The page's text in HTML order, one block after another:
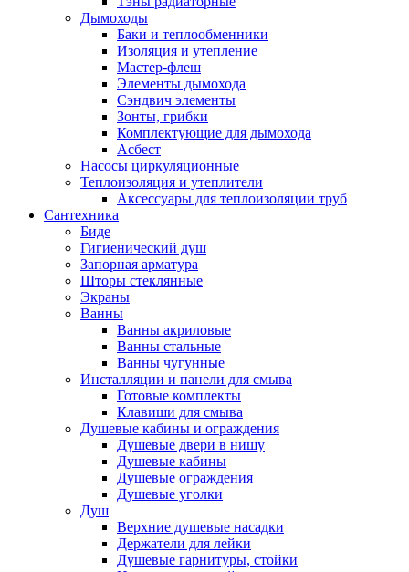
Дымоходы
Баки и теплообменники
Изоляция и утепление
Мастер-флеш
Элементы дымохода
Сэндвич элементы
Зонты, грибки
Комплектующие для дымохода
Асбест
Насосы циркуляционные
Теплоизоляция и утеплители
Аксессуары для теплоизоляции труб
Сантехника
Биде
Гигиенический душ
Запорная арматура
Шторы стеклянные
Экраны
Ванны
Ванны акриловые
Ванны стальные
Ванны чугунные
Инсталляции и панели для смыва
Готовые комплекты
Клавиши для смыва
Душевые кабины и ограждения
Душевые двери в нишу
Душевые кабины
Душевые ограждения
Душевые уголки
Душ
Верхние душевые насадки
Держатели для лейки
Душевые гарнитуры, стойки